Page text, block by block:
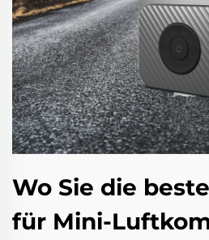
Wo Sie die
für Mini-